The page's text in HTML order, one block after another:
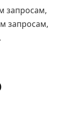
запросам,
запросам,